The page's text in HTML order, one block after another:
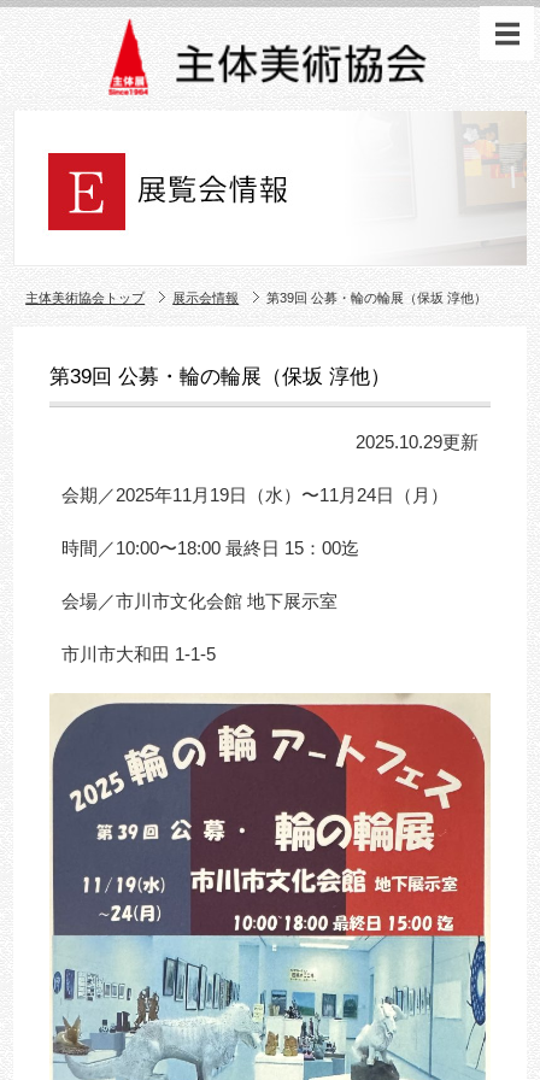
主体美術協会トップ 展示会情報 第39回 公募・輪の輪展（保坂 淳他）
第39回 公募・輪の輪展（保坂 淳他）
2025.10.29更新
会期／2025年11月19日（水）〜11月24日（月）
時間／10:00〜18:00 最終日 15：00迄
会場／市川市文化会館 地下展示室
市川市大和田 1-1-5